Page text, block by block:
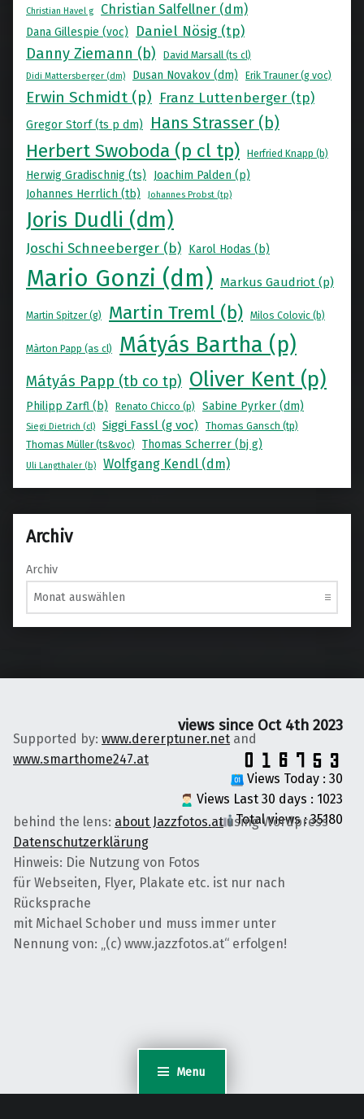
Menu
Christian Havel g Christian Salfellner (dm)
Dana Gillespie (voc) Daniel Nösig (tp)
Danny Ziemann (b) David Marsall (ts cl)
Didi Mattersberger (dm) Dusan Novakov (dm) Erik Trauner (g voc)
Erwin Schmidt (p) Franz Luttenberger (tp)
Gregor Storf (ts p dm) Hans Strasser (b)
Herbert Swoboda (p cl tp) Herfried Knapp (b)
Herwig Gradischnig (ts)
Joachim Palden (p)
Johannes Herrlich (tb)
Johannes Probst (tp)
Joris Dudli (dm)
Joschi Schneeberger (b) Karol Hodas (b)
Mario Gonzi (dm) Markus Gaudriot (p)
Martin Spitzer (g) Martin Treml (b) Milos Colovic (b)
Màrton Papp (as cl) Mátyás Bartha (p)
Mátyás Papp (tb co tp) Oliver Kent (p)
Philipp Zarfl (b) Renato Chicco (p) Sabine Pyrker (dm)
Siegi Dietrich (cl) Siggi Fassl (g voc)
Thomas Gansch (tp)
Thomas Müller (ts&voc)
Thomas Scherrer (bj g)
Uli Langthaler (b) Wolfgang Kendl (dm)
Archiv
Archiv
Supported by: www.dererptuner.net and
www.smarthome247.at
behind the lens: about Jazzfotos.atusing Wordpress
Datenschutzerklärung
Hinweis: Die Nutzung von Fotos
für Webseiten, Flyer, Plakate etc. ist nur nach
Rücksprache
mit Michael Schober und muss immer unter
Nennung von: „(c) www.jazzfotos.at“ erfolgen!
views since Oct 4th 2023
Views Today : 30
Views Last 30 days : 1023
Total views : 35180